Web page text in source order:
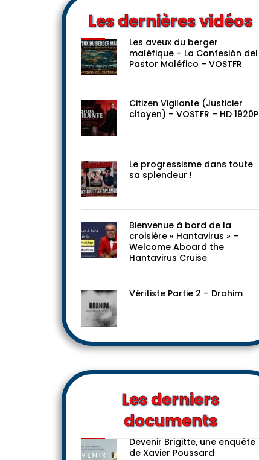
Les dernières vidéos
Les aveux du berger
maléfique – La Confesión del
Pastor Maléfico – VOSTFR
Citizen Vigilante (Justicier
citoyen) – VOSTFR – HD 1920P
Le progressisme dans toute
sa splendeur !
Bienvenue à bord de la
croisière « Hantavirus » –
Welcome Aboard the
Hantavirus Cruise
Véritiste Partie 2 – Drahim
Les derniers
documents
Devenir Brigitte, une enquête
de Xavier Poussard